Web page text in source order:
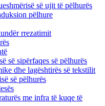
së ujit të pëlhurës
pëlhure
rrezatimit
së sipërfaqes së pëlhurës
dhe lagështirës së tekstilit
së pëlhurës
me infra të kuqe të